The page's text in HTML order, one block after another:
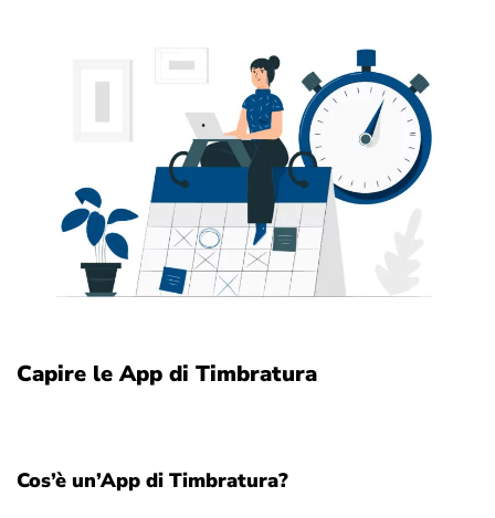
Capire le App di Timbratura
Cos’è un’App di Timbratura?